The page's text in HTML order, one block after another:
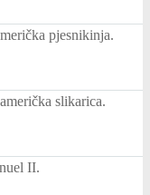
pjesnikinja.
slikarica.
II.